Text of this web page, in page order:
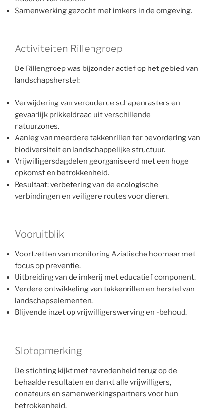
Samenwerking gezocht met imkers in de omgeving.
Activiteiten Rillengroep
De Rillengroep was bijzonder actief op het gebied van
landschapsherstel:
Verwijdering van verouderde schapenrasters en
gevaarlijk prikkeldraad uit verschillende
natuurzones.
Aanleg van meerdere takkenrillen ter bevordering van
biodiversiteit en landschappelijke structuur.
Vrijwilligersdagdelen georganiseerd met een hoge
opkomst en betrokkenheid.
Resultaat: verbetering van de ecologische
verbindingen en veiligere routes voor dieren.
Vooruitblik
Voortzetten van monitoring Aziatische hoornaar met
focus op preventie.
Uitbreiding van de imkerij met educatief component.
Verdere ontwikkeling van takkenrillen en herstel van
landschapselementen.
Blijvende inzet op vrijwilligerswerving en -behoud.
Slotopmerking
De stichting kijkt met tevredenheid terug op de
behaalde resultaten en dankt alle vrijwilligers,
donateurs en samenwerkingspartners voor hun
betrokkenheid.